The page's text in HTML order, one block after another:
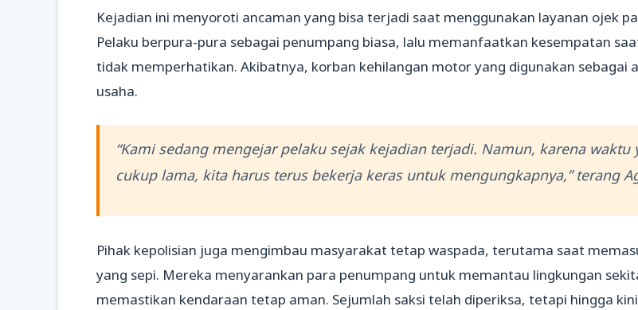
Kejadian ini menyoroti ancaman yang bisa terjadi saat menggunakan layanan ojek
Pelaku berpura-pura sebagai penumpang biasa, lalu memanfaatkan kesempatan
tidak memperhatikan. Akibatnya, korban kehilangan motor yang digunakan sebagai
usaha.
“Kami sedang mengejar pelaku sejak kejadian terjadi. Namun, karena waktu
cukup lama, kita harus terus bekerja keras untuk mengungkapnya,” terang
Pihak kepolisian juga mengimbau masyarakat tetap waspada, terutama saat
yang sepi. Mereka menyarankan para penumpang untuk memantau lingkungan
memastikan kendaraan tetap aman. Sejumlah saksi telah diperiksa, tetapi hingga